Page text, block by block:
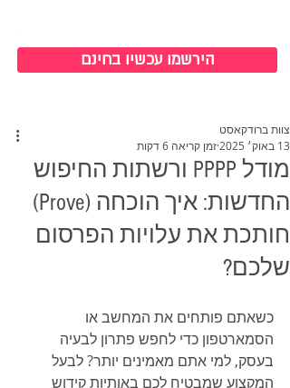
הירשמו עכשיו בחינם
מודל PPPP ורשתות החיפוש
החדשות: איך הוכחה (Prove)
חותכת את עלויות הפרסום
שלכם?
צוות ברודקאסט
13 באוק׳ 2025
זמן קריאה 6 דקות
כשאתם פותחים את המחשב או
הסמארטפון כדי לחפש פתרון לבעיה
בעסק, למי אתם מאמינים יותר? לבעל
המקצוע שמבטיח לכם באותיות קידוש